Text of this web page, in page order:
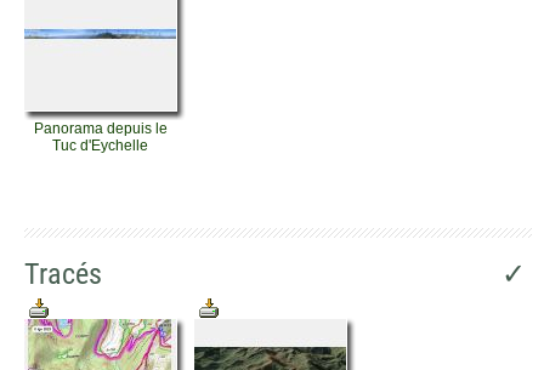
Panorama depuis le
Tuc d'Eychelle
Tracés ✓